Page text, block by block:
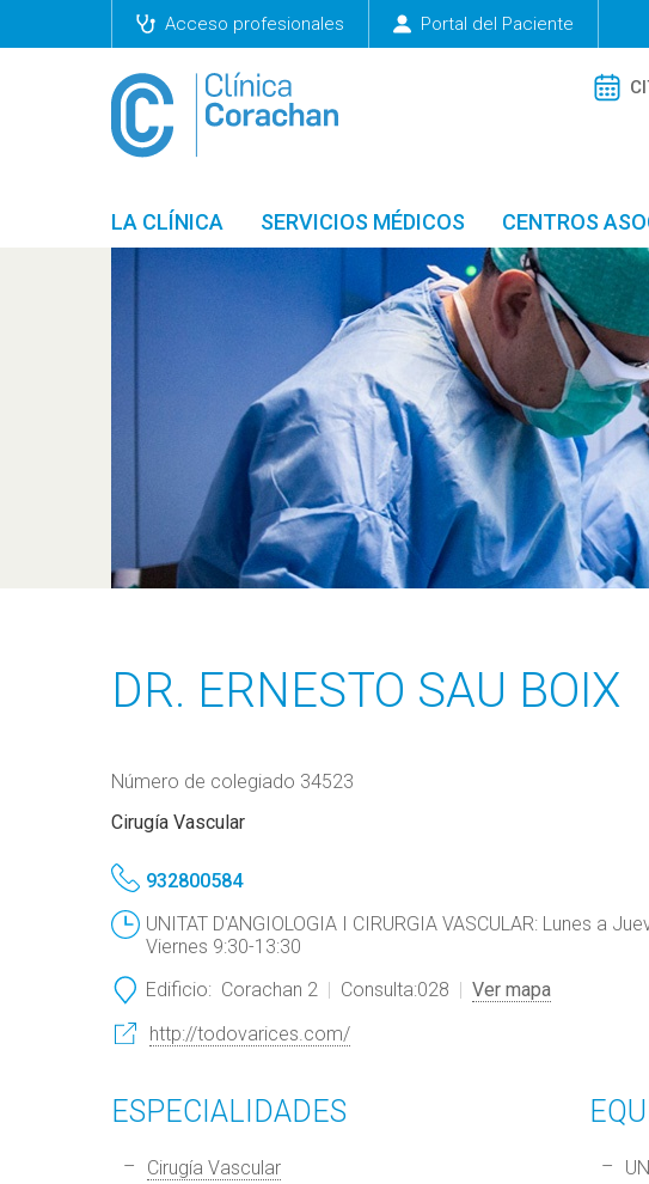
Acceso profesionales Portal del Paciente
LA CLÍNICA SERVICIOS MÉDICOS CENTROS
DR. ERNESTO SAU BOIX
Número de colegiado 34523
Cirugía Vascular
932800584
UNITAT D'ANGIOLOGIA I CIRURGIA VASCULAR: Lunes a
Viernes 9:30-13:30
Edificio: Corachan 2 Consulta:028
Ver mapa
http://todovarices.com/
ESPECIALIDADES
Cirugía Vascular